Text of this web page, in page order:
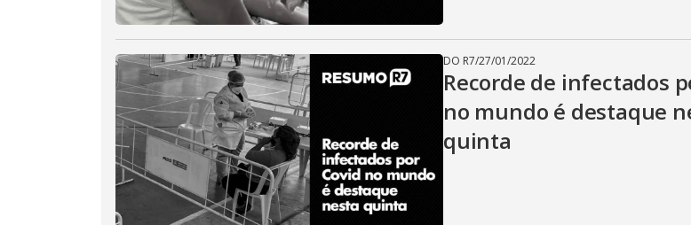
DO R7/27/01/2022
Recorde de infectados
no mundo é destaque
quinta